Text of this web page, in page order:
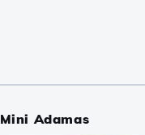
Adamas